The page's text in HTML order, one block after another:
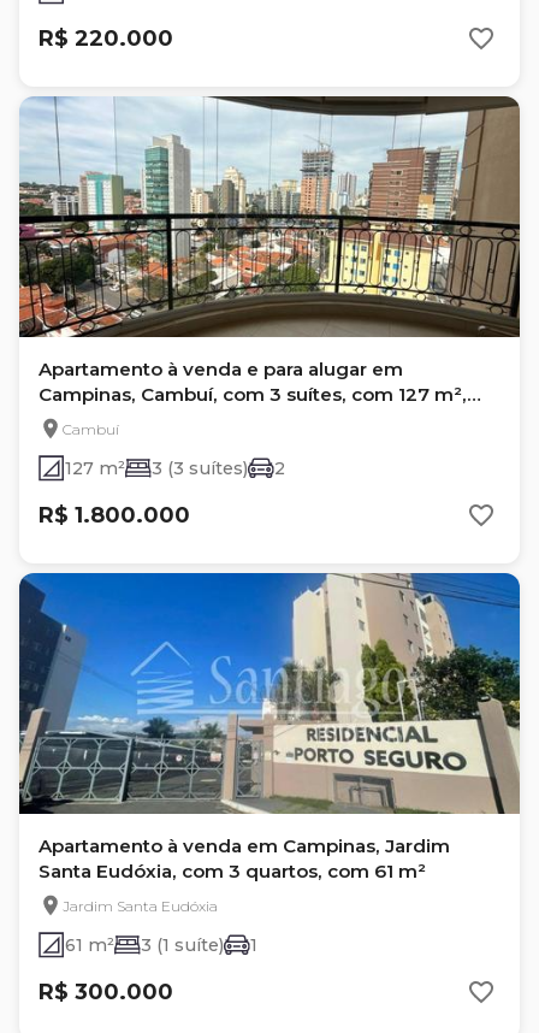
R$ 220.000
Apartamento à venda e para alugar em
Campinas, Cambuí, com 3 suítes, com 127 m²,
Cambuí Garden
Cambuí
127 m² 3 (3 suítes) 2
R$ 1.800.000
Apartamento à venda em Campinas, Jardim
Santa Eudóxia, com 3 quartos, com 61 m²
Jardim Santa Eudóxia
61 m² 3 (1 suíte) 1
R$ 300.000